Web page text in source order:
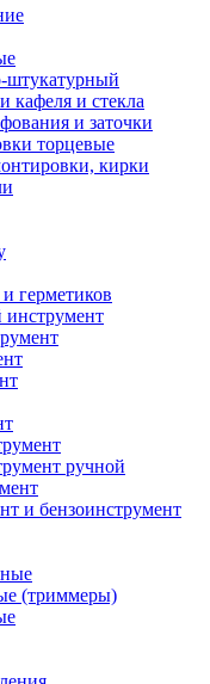
штукатурный
кафеля и стекла
и заточки
торцевые
кирки
герметиков
ручной
и бензоинструмент
(триммеры)